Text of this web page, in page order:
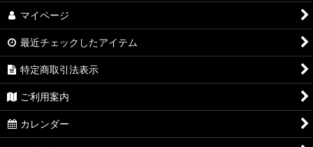
送料無料
送料割引
体に良い
マイページ
最近チェックしたアイテム
特定商取引法表示
ご利用案内
カレンダー